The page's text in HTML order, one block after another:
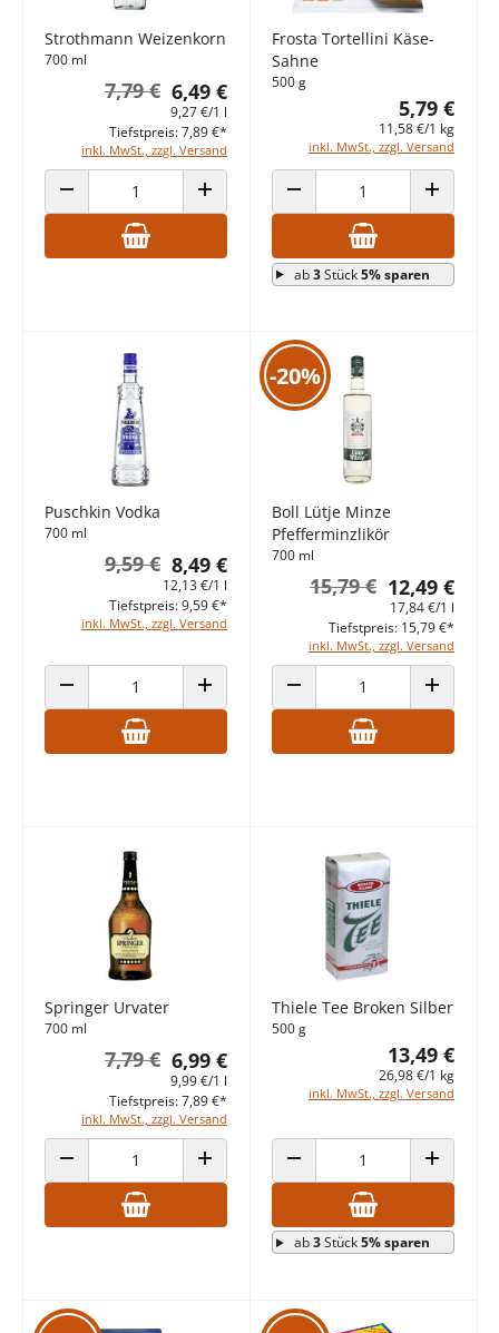
Strothmann Weizenkorn
700 ml
6,49 €
7,79 €
9,27 €/1 l
inkl. MwSt., zzgl. Versand
Tiefstpreis: 7,89 €*
ANZAHL VERRINGERN ANZAHL ERHÖHEN
Frosta Tortellini Käse-
Sahne
500 g
5,79 €
11,58 €/1 kg
inkl. MwSt., zzgl. Versand
ANZAHL VERRINGERN ANZAHL
ab3Stück5% sparen
Puschkin Vodka
700 ml
8,49 €
9,59 €
12,13 €/1 l
inkl. MwSt., zzgl. Versand
Tiefstpreis: 9,59 €*
ANZAHL VERRINGERN ANZAHL ERHÖHEN
-20%
Boll Lütje Minze
Pfefferminzlikör
700 ml
12,49 €
15,79 €
17,84 €/1 l
inkl. MwSt., zzgl. Versand
Tiefstpreis: 15,79 €*
ANZAHL VERRINGERN ANZAHL
Springer Urvater
700 ml
6,99 €
7,79 €
9,99 €/1 l
inkl. MwSt., zzgl. Versand
Tiefstpreis: 7,89 €*
ANZAHL VERRINGERN ANZAHL ERHÖHEN
Thiele Tee Broken Silber
500 g
13,49 €
26,98 €/1 kg
inkl. MwSt., zzgl. Versand
ANZAHL VERRINGERN ANZAHL
ab3Stück5% sparen